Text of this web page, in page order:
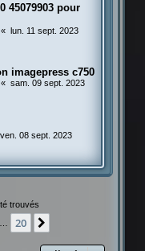
45079903 pour
« lun. 11 sept. 2023
imagepress c750
« sam. 09 sept. 2023
ven. 08 sept. 2023
trouvés
20